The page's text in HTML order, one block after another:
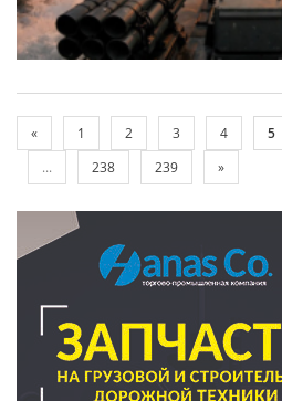
« 1 2 3 4 5
...
238 239 »